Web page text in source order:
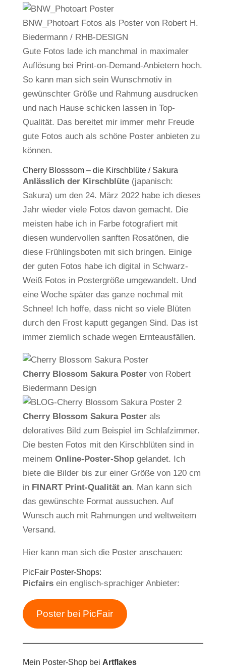
BNW_Photoart Fotos als Poster von Robert H.
Biedermann / RHB-DESIGN
Gute Fotos lade ich manchmal in maximaler
Auflösung bei Print-on-Demand-Anbietern hoch.
So kann man sich sein Wunschmotiv in
gewünschter Größe und Rahmung ausdrucken
und nach Hause schicken lassen in Top-
Qualität. Das bereitet mir immer mehr Freude
gute Fotos auch als schöne Poster anbieten zu
können.
Cherry Blosssom – die Kirschblüte / Sakura
Anlässlich der Kirschblüte(japanisch:
Sakura) um den 24. März 2022 habe ich dieses
Jahr wieder viele Fotos davon gemacht. Die
meisten habe ich in Farbe fotografiert mit
diesen wundervollen sanften Rosatönen, die
diese Frühlingsboten mit sich bringen. Einige
der guten Fotos habe ich digital in Schwarz-
Weiß Fotos in Postergröße umgewandelt. Und
eine Woche später das ganze nochmal mit
Schnee! Ich hoffe, dass nicht so viele Blüten
durch den Frost kaputt gegangen Sind. Das ist
immer ziemlich schade wegen Ernteausfällen.
Cherry Blossom Sakura Postervon Robert
Biedermann Design
Cherry Blossom Sakura Posterals
deloratives Bild zum Beispiel im Schlafzimmer.
Die besten Fotos mit den Kirschblüten sind in
meinem Online-Poster-Shopgelandet. Ich
biete die Bilder bis zur einer Größe von 120 cm
in FINART Print-Qualität an. Man kann sich
das gewünschte Format aussuchen. Auf
Wunsch auch mit Rahmungen und weltweitem
Versand.
Hier kann man sich die Poster anschauen:
PicFair Poster-Shops:
Picfairsein englisch-sprachiger Anbieter:
Poster bei PicFair
Mein Poster-Shop bei Artflakes